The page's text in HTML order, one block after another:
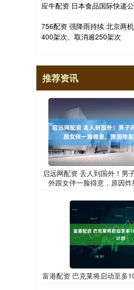
应牛配资 日本食品国际快递
756配资 强降雨持续 北京两
400架次、取消逾250架次
推荐资讯
启远网配资 丢人到国外！男
外跟女伴一脸得意，原因
富港配资 巴克莱将启动至多